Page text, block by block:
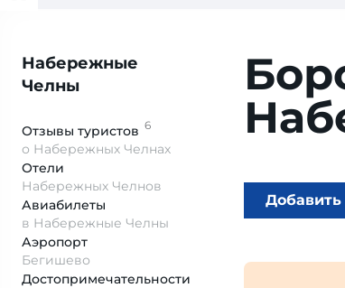
Набережные
Челны
Отзывы туристов 6
о Набережных Челнах
Отели
Набережных Челнов
Авиабилеты
в Набережные Челны
Аэропорт
Бегишево
Достопримеча­тельности
Добавить